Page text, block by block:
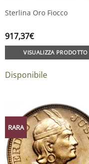
Sterlina Oro Fiocco
917,37€
VISUALIZZA PRODOTTO
Disponibile
RARA